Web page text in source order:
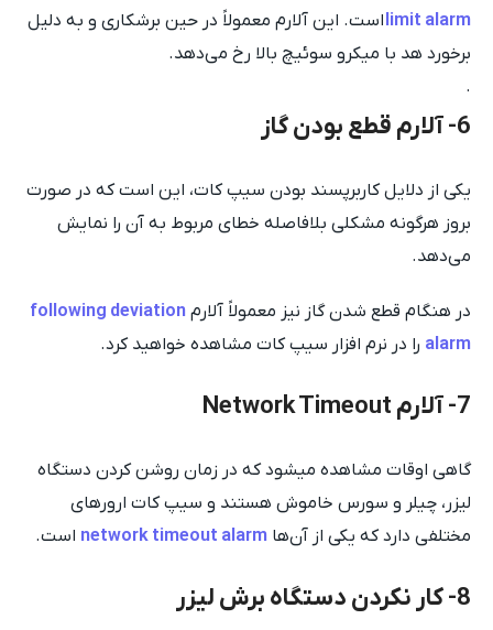
limit alarmاست. این آلارم معمولاً در حین برشکاری و به دلیل
برخورد هد با میکرو سوئیچ بالا رخ می‌دهد.
.
6- آلارم قطع بودن گاز
یکی از دلایل کاربرپسند بودن سیپ کات، این است که در صورت
بروز هرگونه مشکلی بلافاصله خطای مربوط به آن را نمایش
می‌دهد.
در هنگام قطع شدن گاز نیز معمولاً آلارم following deviation
alarm را در نرم افزار سیپ کات مشاهده خواهید کرد.
7- آلارم Network Timeout
گاهی اوقات مشاهده می‎شود که در زمان روشن کردن دستگاه
لیزر، چیلر و سورس خاموش هستند و سیپ کات ارورهای
مختلفی دارد که یکی از آن‌ها network timeout alarm است.
8- کار نکردن دستگاه برش لیزر